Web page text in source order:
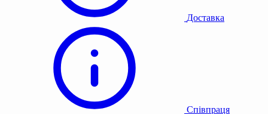
Доставка
Співпраця